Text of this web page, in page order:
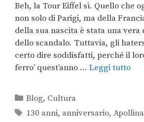
Beh, la Tour Eiffel sì. Quello che
non solo di Parigi, ma della
della sua nascita è stata una
dello scandalo. Tuttavia, gli
certo dire soddisfatti, perché il
ferro’ quest’anno … Leggi tutto
Blog, Cultura
130 anni, anniversario,